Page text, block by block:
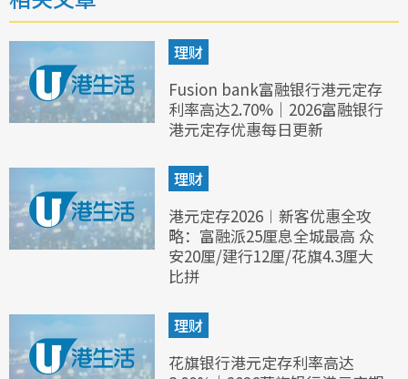
理财
Fusion bank富融银行港元定存
利率高达2.70%｜2026富融银行
港元定存优惠每日更新
理财
港元定存2026︱新客优惠全攻
略：富融派25厘息全城最高 众
安20厘/建行12厘/花旗4.3厘大
比拼
理财
花旗银行港元定存利率高达